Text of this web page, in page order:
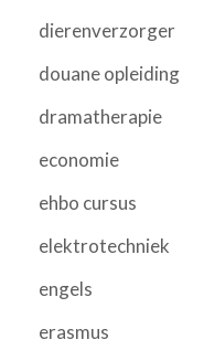
dierenverzorger
douane opleiding
dramatherapie
economie
ehbo cursus
elektrotechniek
engels
erasmus